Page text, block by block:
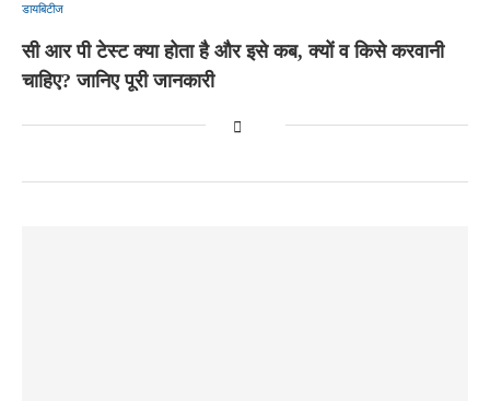
डायबिटीज
सी आर पी टेस्ट क्या होता है और इसे कब, क्यों व किसे करवानी
चाहिए? जानिए पूरी जानकारी